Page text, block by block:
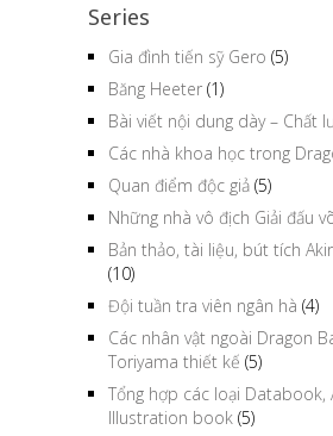
Series
Gia đình tiến sỹ Gero (5)
Băng Heeter (1)
Bài viết nội dung dày – Chất
Các nhà khoa học trong
Quan điểm độc giả (5)
Những nhà vô địch Giải đấu
Bản thảo, tài liệu, bút tích
(10)
Đội tuần tra viên ngân hà (4)
Các nhân vật ngoài Dragon
Toriyama thiết kế (5)
Tổng hợp các loại Databook,
Illustration book (5)